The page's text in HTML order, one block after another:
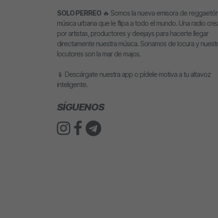
SOLO PERREO 🔥 Somos la nueva emisora de
música urbana que le flipa a todo el mundo. Una radio
por artistas, productores y deejays para hacerte llegar
directamente nuestra música. Sonamos de locura y
locutores son la mar de majos.
📱 Descárgate nuestra app o pídele motiva a tu altavoz
inteligente.
SÍGUENOS